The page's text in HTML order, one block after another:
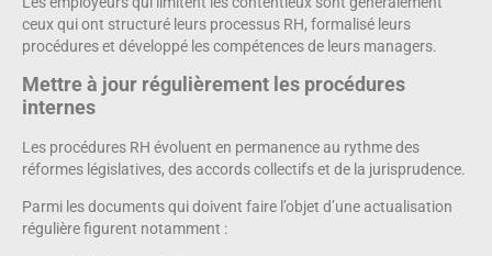
ceux qui ont structuré leurs processus RH, formalisé leurs
procédures et développé les compétences de leurs managers.
Mettre à jour régulièrement les procédures
internes
Les procédures RH évoluent en permanence au rythme des
réformes législatives, des accords collectifs et de la jurisprudence.
Parmi les documents qui doivent faire l’objet d’une actualisation
régulière figurent notamment :